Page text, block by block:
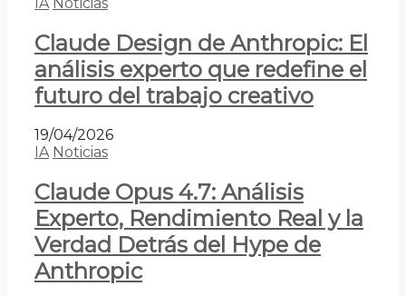
Claude Design de Anthropic: El
análisis experto que redefine el
futuro del trabajo creativo
19/04/2026
IA Noticias
Claude Opus 4.7: Análisis
Experto, Rendimiento Real y la
Verdad Detrás del Hype de
Anthropic